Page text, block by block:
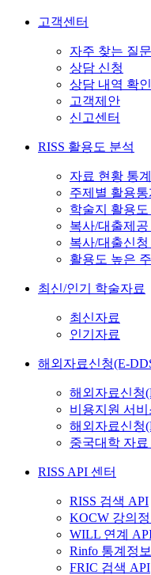
고객센터
자주 찾는 질문
상담 신청
상담 내역 확인
고객제안
신고센터
RISS 활용도 분석
자료 현황 통계
주제별 활용통
학술지 활용도
복사/대출제
복사/대출신
활용도 높은 주
최신/인기 학술자료
최신자료
인기자료
해외자료신청(E-
해외자료신청
비용지원 서비
해외자료신청
중국대학 자료
RISS API 센터
RISS 검색 API
KOCW 강의
WILL 연계
Rinfo 통계정
FRIC 검색 API